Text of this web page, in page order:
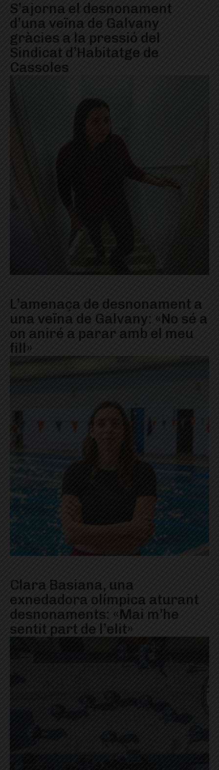
S’ajorna el desnonament
d’una veïna de Galvany
gràcies a la pressió del
Sindicat d’Habitatge de
Cassoles
L’amenaça de desnonament a
una veïna de Galvany: «No sé a
on aniré a parar amb el meu
fill»
Clara Basiana, una
exnedadora olímpica aturant
desnonaments: «Mai m’he
sentit part de l’elit»